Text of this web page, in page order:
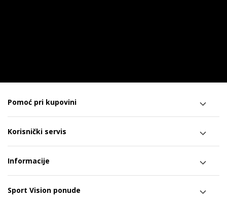
Pomoć pri kupovini
Korisnički servis
Informacije
Sport Vision ponude